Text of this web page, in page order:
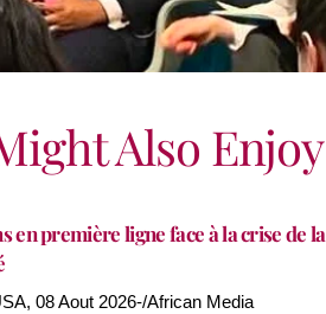
Also Enjoy
en première ligne face à la crise de la
08 Aout 2026-/African Media